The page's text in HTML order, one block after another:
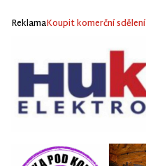
ReklamaKoupit komerční sdělení